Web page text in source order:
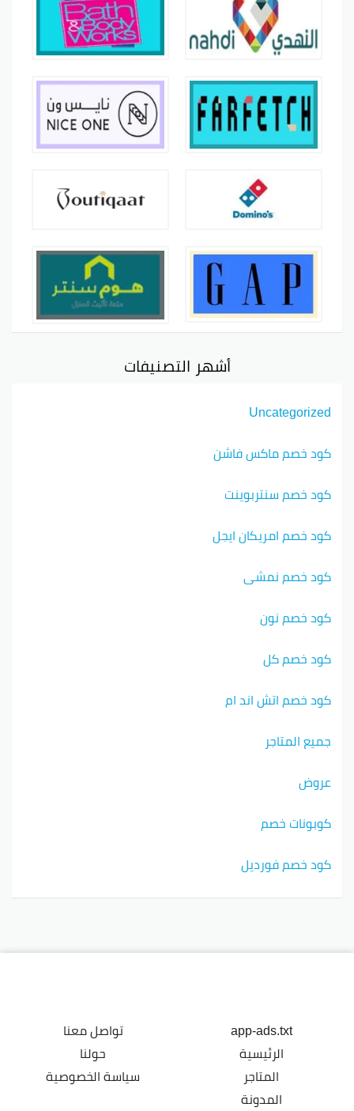
أشهر التصنيفات
Uncategorized
كود خصم ماكس فاشن
كود خصم سنتربوينت
كود خصم امريكان ايجل
كود خصم نمشي
كود خصم نون
كود خصم كل
كود خصم اتش اند ام
جميع المتاجر
عروض
كوبونات خصم
كود خصم فورديل
app-ads.txt
الرئيسية
المتاجر
المدونة
تواصل معنا
حولنا
سياسة الخصوصية